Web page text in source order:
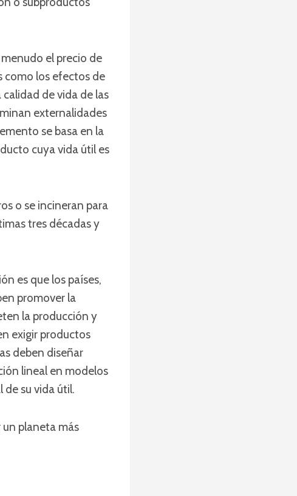
el precio de
como los efectos de
de vida de las
externalidades
se basa en la
cuya vida útil es
o se incineran para
tres décadas y
es que los países,
promover la
la producción y
exigir productos
deben diseñar
lineal en modelos
de su vida útil.
planeta más